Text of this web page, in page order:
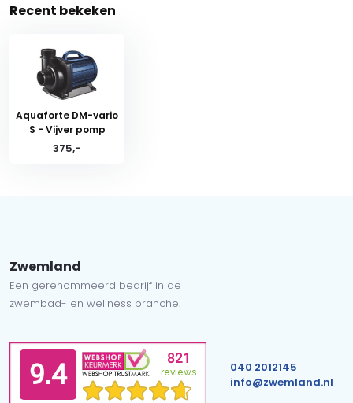
Recent bekeken
Aquaforte DM-vario
S - Vijver pomp
375,-
Zwemland
Een gerenommeerd bedrijf in de
zwembad- en wellness branche.
040 2012145
info@zwemland.nl